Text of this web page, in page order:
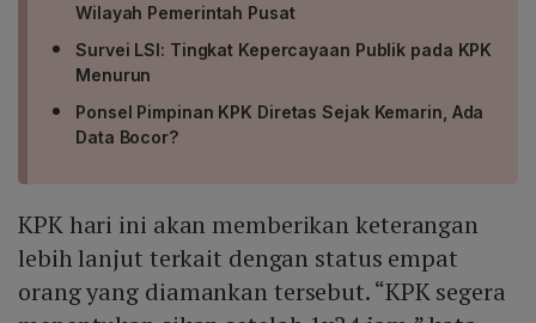
Wilayah Pemerintah Pusat
Survei LSI: Tingkat Kepercayaan Publik pada KPK
Menurun
Ponsel Pimpinan KPK Diretas Sejak Kemarin, Ada
Data Bocor?
KPK hari ini akan memberikan keterangan
lebih lanjut terkait dengan status empat
orang yang diamankan tersebut. “KPK segera